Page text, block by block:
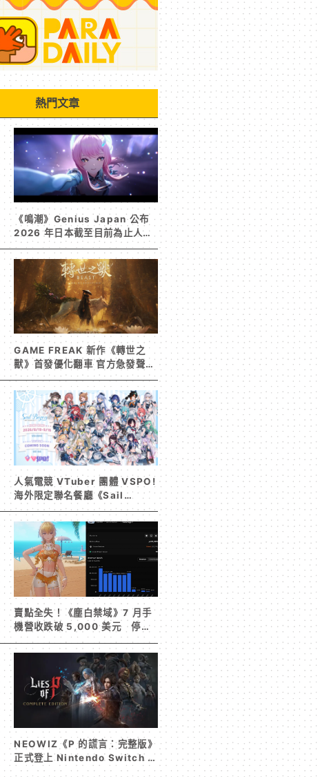
熱門文章
《鳴潮》Genius Japan 公布
2026 年日本截至目前為止人氣
歌單《遠航星的告別》&《自無
垠處歸航之星》入榜
GAME FREAK 新作《轉世之
獸》首發優化翻車 官方急發聲明
承諾提供大量更新彌補
人氣電競 VTuber 團體 VSPO!
海外限定聯名餐廳《Sail
Beyond！～駛向更遠的彼方
～》今夏登場！
賣點全失！《塵白禁域》7 月手
機營收跌破 5,000 美元 停服
整改後玩家大量流失
NEOWIZ《P 的謊言：完整版》
正式登上 Nintendo Switch 2
收錄遊戲本篇與 DLC《P 的謊